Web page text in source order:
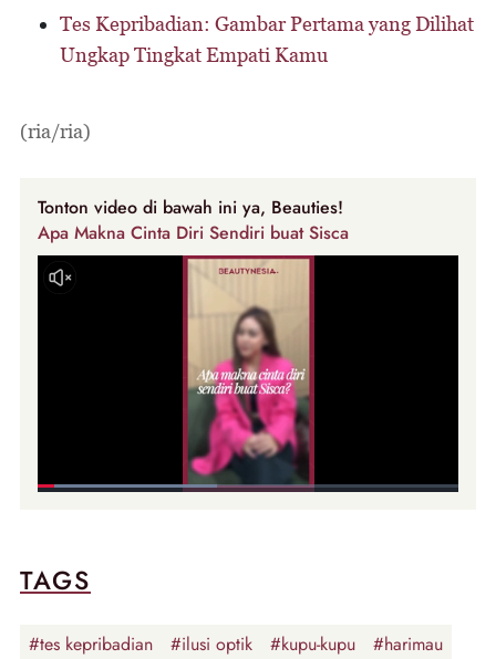
Tes Kepribadian: Gambar Pertama yang Dilihat
Ungkap Tingkat Empati Kamu
(ria/ria)
Tonton video di bawah ini ya, Beauties!
Apa Makna Cinta Diri Sendiri buat Sisca
TAGS
#tes kepribadian #ilusi optik #kupu-kupu
#harimau